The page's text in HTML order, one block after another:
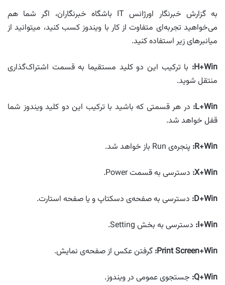
به گزارش خبرنگار اورژانس IT باشگاه خبرنگاران، اگر شما هم
می‌خواهید تجربه‌ای متفاوت از کار با ویندوز کسب کنید، میتوانید از
میانبرهای زیر استفاده کنید.
H+Win
: با ترکیب این دو کلید مستقیما به قسمت اشتراک‌گذاری
منتقل شوید.
L+Win
: در هر قسمتی که باشید با ترکیب این دو کلید ویندوز شما
قفل خواهد شد.
R+Win
: پنجره‌ی Run باز خواهد شد.
X+Win
: دسترسی به قسمت Power.
D+Win
: دسترسی به صفحه‌ی دسکتاپ و یا صفحه استارت.
I+Win
: دسترسی به بخش Setting.
PrintScreen+Win
: گرفتن عکس از صفحه‌ی نمایش.
Q+Win
: جستجوی عمومی در ویندوز.